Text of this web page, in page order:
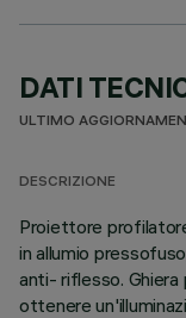
DATI
ULTIMO
DESCRIZIONE
Proiettore
in allumio
anti- riflesso.
ottenere